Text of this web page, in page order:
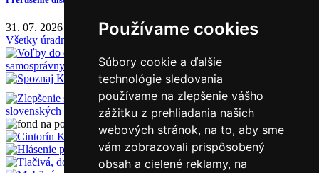
Používame cookies
Súbory cookie a ďalšie
technológie sledovania
používame na zlepšenie vášho
zážitku z prehliadania našich
webových stránok, na to, aby sme
vám zobrazovali prispôsobený
obsah a cielené reklamy, na
31. 07. 2026
Všetky úradné oznamy